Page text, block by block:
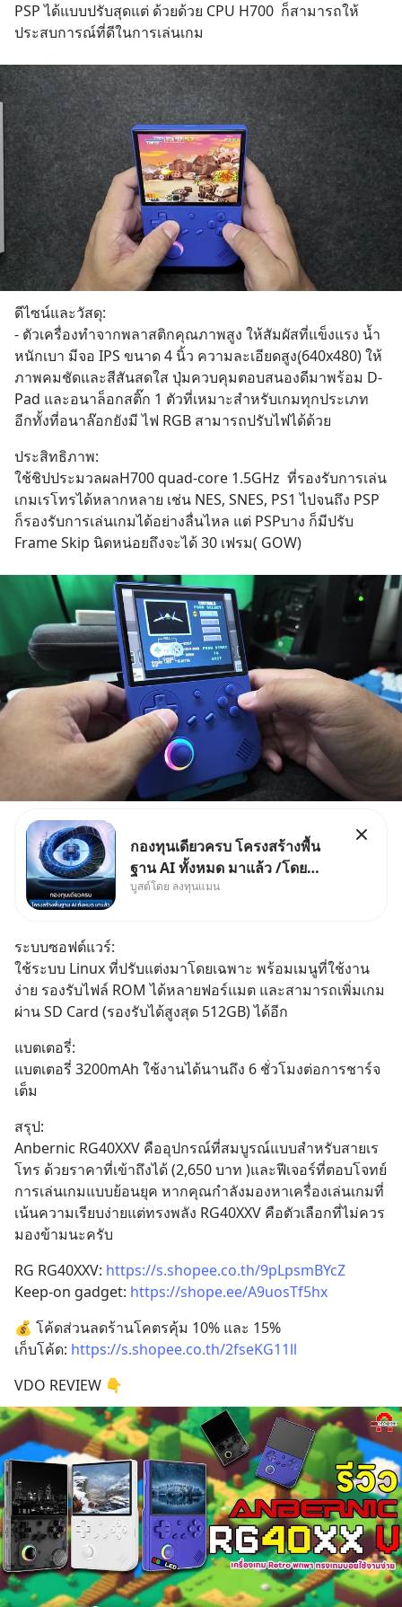
PSP ได้แบบปรับสุดแต่ ด้วยด้วย CPU H700  ก็สามารถให้
ประสบการณ์ที่ดีในการเล่นเกม
ดีไซน์และวัสดุ:
- ตัวเครื่องทำจากพลาสติกคุณภาพสูง ให้สัมผัสที่แข็งแรง น้ำ
หนักเบา มีจอ IPS ขนาด 4 นิ้ว ความละเอียดสูง(ุ640x480) ให้
ภาพคมชัดและสีสันสดใส ปุ่มควบคุมตอบสนองดีมาพร้อม D-
Pad และอนาล็อกสติ๊ก 1 ตัวที่เหมาะสำหรับเกมทุกประเภท
อีกทั้งที่อนาล๊อกยังมี ไฟ RGB สามารถปรับไฟได้ด้วย
ประสิทธิภาพ:
ใช้ชิปประมวลผลH700 quad-core 1.5GHz  ที่รองรับการเล่น
เกมเรโทรได้หลากหลาย เช่น NES, SNES, PS1 ไปจนถึง PSP
ก็รองรับการเล่นเกมได้อย่างลื่นไหล แต่ PSPบาง ก็มีปรับ
Frame Skip นิดหน่อยถึงจะได้ 30 เฟรม( GOW)
กองทุนเดียวครบ โครงสร้างพื้น
ฐาน AI ทั้งหมด มาแล้ว /โดย
ลงทุนแมน AI Supercycle คือ
หลัก ของการเติบโตทางเศรษฐกิจ
และวิถีชีวิตของผู้คนอย่างยาวนา
นต่
บูสต์โดย ลงทุนแมน
ระบบซอฟต์แวร์:
ใช้ระบบ Linux ที่ปรับแต่งมาโดยเฉพาะ พร้อมเมนูที่ใช้งาน
ง่าย รองรับไฟล์ ROM ได้หลายฟอร์แมต และสามารถเพิ่มเกม
ผ่าน SD Card (รองรับได้สูงสุด 512GB) ได้อีก
แบตเตอรี่:
แบตเตอรี่ 3200mAh ใช้งานได้นานถึง 6 ชั่วโมงต่อการชาร์จ
เต็ม
สรุป:
Anbernic RG40XXV คืออุปกรณ์ที่สมบูรณ์แบบสำหรับสายเร
โทร ด้วยราคาที่เข้าถึงได้ (2,650 บาท )และฟีเจอร์ที่ตอบโจทย์
การเล่นเกมแบบย้อนยุค หากคุณกำลังมองหาเครื่องเล่นเกมที่
เน้นความเรียบง่ายแต่ทรงพลัง RG40XXV คือตัวเลือกที่ไม่ควร
มองข้ามนะครับ
RG RG40XXV: https://s.shopee.co.th/9pLpsmBYcZ
Keep-on gadget: https://shope.ee/A9uosTf5hx
💰 โค้ดส่วนลดร้านโคตรคุ้ม 10% และ 15%
เก็บโค้ด: https://s.shopee.co.th/2fseKG11ll
VDO REVIEW 👇